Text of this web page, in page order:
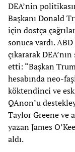
DEA’nin
Başkanı Donald
için dostça
sonuca vardı.
çıkararak
etti: “Başkan
hesabında neo-
köktendinci ve
QAnon’u
Taylor Greene ve
yazan James
aldı.